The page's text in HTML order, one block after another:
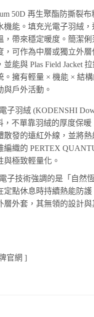
50D 再生聚酯防撕裂
機能。填充光電子羽絨
，帶來穩定暖度。簡潔
，可作為中層或獨立外
能與 Plas Field Jacket
。擁有輕量 × 機能 × 結構
與戶外活動。
子羽絨 (KODENSHI
，不單靠羽絨的厚度保
散發的遠紅外線，並將熱
編織的 PERTEX
與極致輕量化。
子技術強調的是「自然
定點休息時持續熱能防
層外套，其無領的設計
官網 ]